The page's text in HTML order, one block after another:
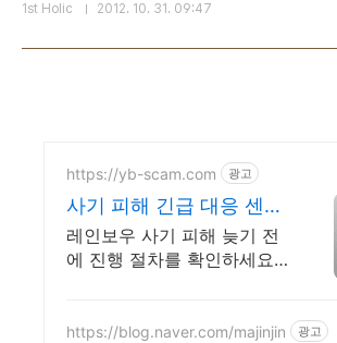
1st Holic 2012. 10. 31. 09:47
https://yb-scam.com 광고
사기 피해 긴급 대응 센터
다수의 피해 회복 사례 보
유
레인보우 사기 피해 늦기 전
에 진행 절차를 확인하세요
의 노하우로 해결책을 제시
https://blog.naver.com/majinjin 광고